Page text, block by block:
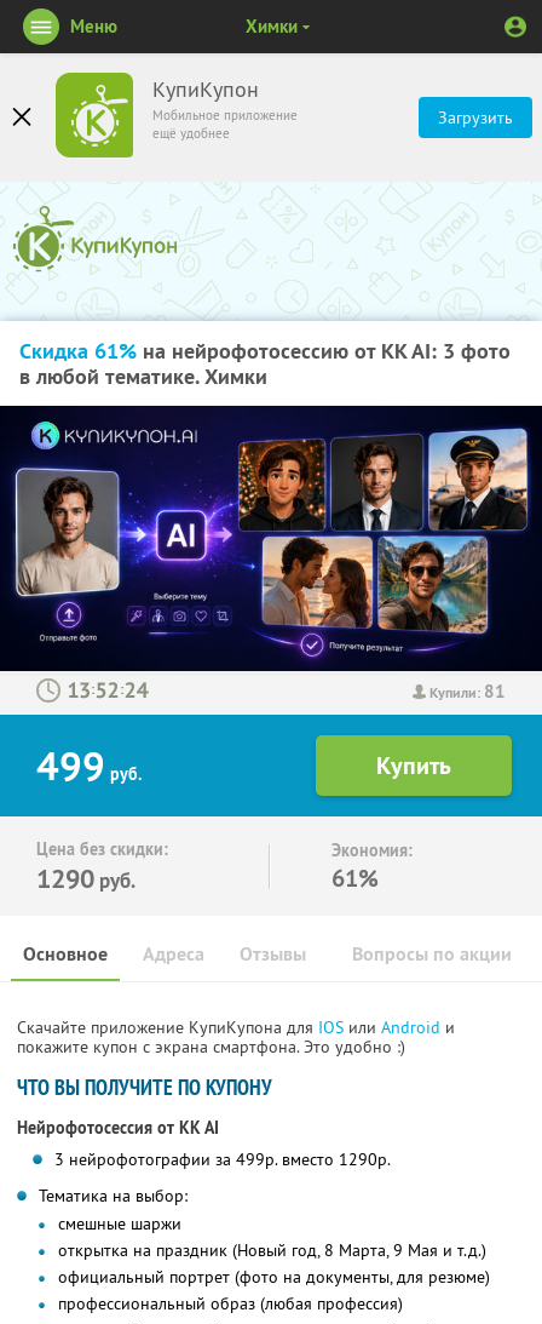
КупиКупон
Мобильное приложение
ещё удобнее
Загрузить
Меню Химки
Скидка 61% на нейрофотосессию от KK AI: 3 фото
в любой тематике. Химки
Купили: 81
: :
499 руб.
Цена без скидки:
1290 руб.
Экономия:
61%
Основное Отзывы Вопросы по акции
Адреса
Скачайте приложение КупиКупона для IOS или Android и
покажите купон с экрана смартфона. Это удобно :)
ЧТО ВЫ ПОЛУЧИТЕ ПО КУПОНУ
Нейрофотосессия от KK AI
3 нейрофотографии за 499р. вместо 1290р.
Тематика на выбор:
смешные шаржи
открытка на праздник (Новый год, 8 Марта, 9 Мая и т.д.)
официальный портрет (фото на документы, для резюме)
профессиональный образ (любая профессия)